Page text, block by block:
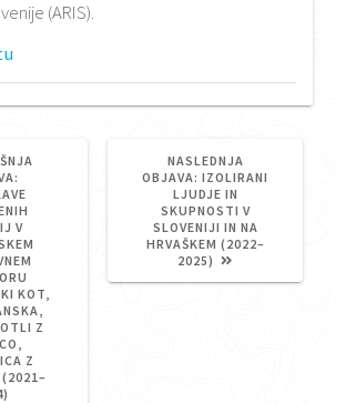
(ARIS).
OBJAVA:
V
KOT,
Z
Z
(2021–
NASLEDNJA
OBJAVA: NASLEDNJA
OBJAVA:
IZOLIRANI
LJUDJE IN
SKUPNOSTI V
SLOVENIJI IN NA
HRVAŠKEM (2022–
2025)